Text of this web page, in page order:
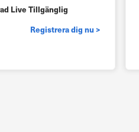
Live Tillgänglig
Registrera dig nu >